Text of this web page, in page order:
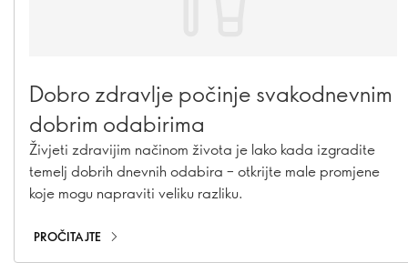
Dobro zdravlje počinje svakodnevnim
dobrim odabirima
Živjeti zdravijim načinom života je lako kada izgradite
temelj dobrih dnevnih odabira – otkrijte male promjene
koje mogu napraviti veliku razliku.
PROČITAJTE